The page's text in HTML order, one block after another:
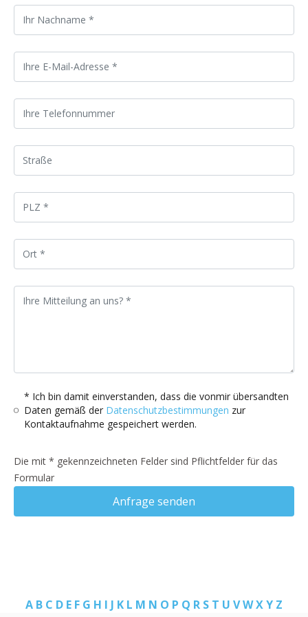
* Ich bin damit einverstanden, dass die vonmir übersandten
Daten gemäß der Datenschutzbestimmungen zur
Kontaktaufnahme gespeichert werden.
Die mit * gekennzeichneten Felder sind Pflichtfelder für das
Formular
Anfrage senden
A B C D E F G H I J K L M N O P Q R S T U VWXY Z